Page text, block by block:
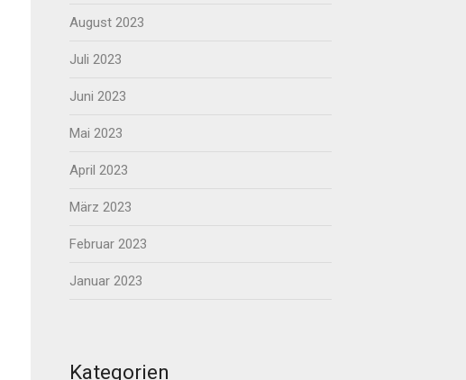
August 2023
Juli 2023
Juni 2023
Mai 2023
April 2023
März 2023
Februar 2023
Januar 2023
Kategorien